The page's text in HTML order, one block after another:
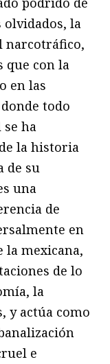
olvidados, la
narcotráfico,
que con la
en las
todo
ha
la historia
de su
una
de
en
la mexicana,
de lo
la
y actúa como
e